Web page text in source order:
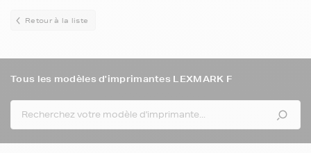
Retour à la liste
Tous les modèles d'imprimantes LEXMARK F